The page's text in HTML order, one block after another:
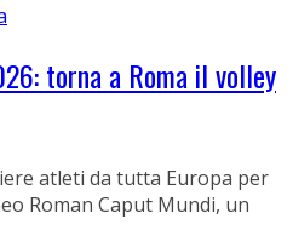
torna a Roma il volley
atleti da tutta Europa per
Roman Caput Mundi, un